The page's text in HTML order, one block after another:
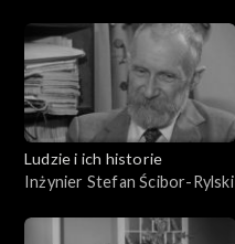
Ludzie i ich historie
Inżynier Stefan Ścibor-Rylski